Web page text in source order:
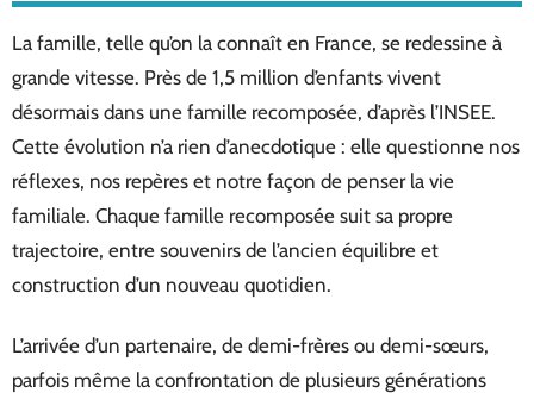
La famille, telle qu’on la connaît en France, se redessine à
grande vitesse. Près de 1,5 million d’enfants vivent
désormais dans une famille recomposée, d’après l’INSEE.
Cette évolution n’a rien d’anecdotique : elle questionne nos
réflexes, nos repères et notre façon de penser la vie
familiale. Chaque famille recomposée suit sa propre
trajectoire, entre souvenirs de l’ancien équilibre et
construction d’un nouveau quotidien.
L’arrivée d’un partenaire, de demi-frères ou demi-sœurs,
parfois même la confrontation de plusieurs générations